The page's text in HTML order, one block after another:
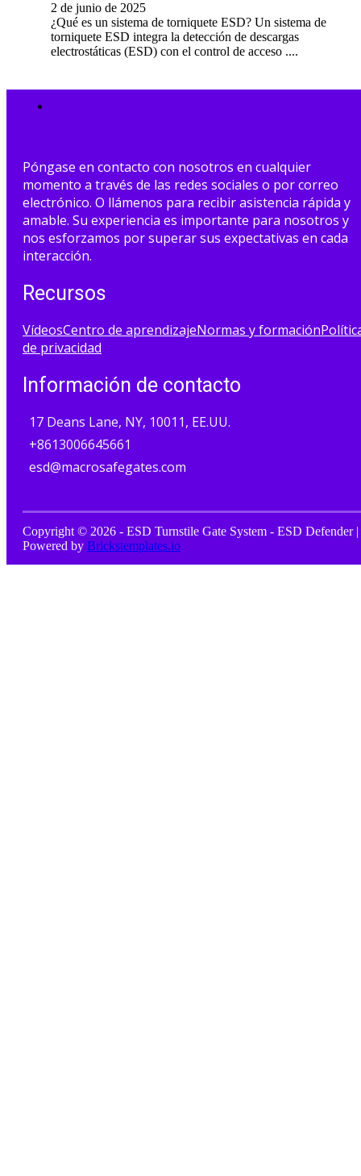
2 de junio de 2025
¿Qué es un sistema de torniquete ESD? Un sistema de
torniquete ESD integra la detección de descargas
electrostáticas (ESD) con el control de acceso ....
Póngase en contacto con nosotros en cualquier
momento a través de las redes sociales o por correo
electrónico. O llámenos para recibir asistencia rápida y
amable. Su experiencia es importante para nosotros y
nos esforzamos por superar sus expectativas en cada
interacción.
Recursos
VídeosCentro de aprendizajeNormas y formación
de privacidad
Información de contacto
17 Deans Lane, NY, 10011, EE.UU.
+8613006645661
esd@macrosafegates.com
Copyright © 2026 - ESD Turnstile Gate System - ESD Defender |
Powered by Brickstemplates.io